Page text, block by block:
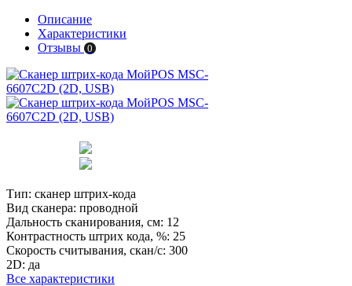
Описание
Характеристики
Отзывы 0
Тип: сканер штрих-кода
Вид сканера: проводной
Дальность сканирования, см: 12
Контрастность штрих кода, %: 25
Скорость считывания, скан/с: 300
2D: да
Все характеристики